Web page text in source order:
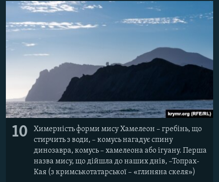
10
Химерність форми мису Хамелеон – гребінь, що
стирчить з води, – комусь нагадує спину
динозавра, комусь – хамелеона або ігуану. Перша
назва мису, що дійшла до наших днів, –Топрах-
Кая (з кримськотатарської – «глиняна скеля»)